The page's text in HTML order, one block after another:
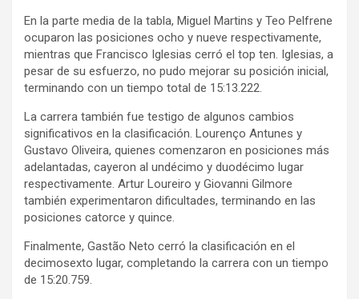
En la parte media de la tabla, Miguel Martins y Teo Pelfrene
ocuparon las posiciones ocho y nueve respectivamente,
mientras que Francisco Iglesias cerró el top ten. Iglesias, a
pesar de su esfuerzo, no pudo mejorar su posición inicial,
terminando con un tiempo total de 15:13.222.
La carrera también fue testigo de algunos cambios
significativos en la clasificación. Lourenço Antunes y
Gustavo Oliveira, quienes comenzaron en posiciones más
adelantadas, cayeron al undécimo y duodécimo lugar
respectivamente. Artur Loureiro y Giovanni Gilmore
también experimentaron dificultades, terminando en las
posiciones catorce y quince.
Finalmente, Gastão Neto cerró la clasificación en el
decimosexto lugar, completando la carrera con un tiempo
de 15:20.759.